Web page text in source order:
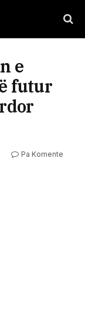
e
futur
Pa Komente